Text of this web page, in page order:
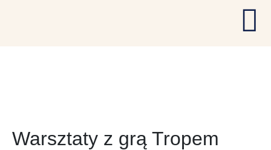
Warsztaty z grą Tropem